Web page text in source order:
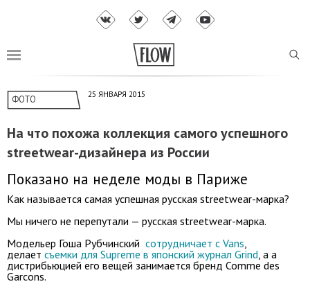
ФОТО 25 ЯНВАРЯ 2015
На что похожа коллекция самого успешного
streetwear-дизайнера из России
Показано на неделе моды в Париже
Как называется самая успешная русская streetwear-марка?
Мы ничего не перепутали — русская streetwear-марка.
Модельер Гоша Рубчинский сотрудничает с Vans
делает съемки для Supreme в японский журнал Grind , а а
дистрибьюцией его вещей занимается бренд Comme des
Garcons.